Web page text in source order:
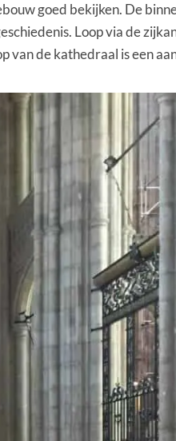
goed bekijken. De
Loop via de
van de kathedraal is een